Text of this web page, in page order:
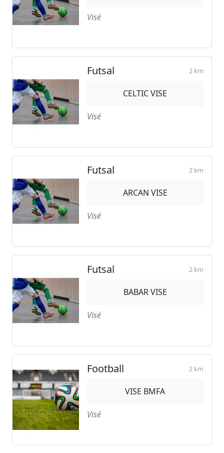
Visé
Futsal 2 km
CELTIC VISE
Visé
Futsal 2 km
ARCAN VISE
Visé
Futsal 2 km
BABAR VISE
Visé
Football 2 km
VISE BMFA
Visé